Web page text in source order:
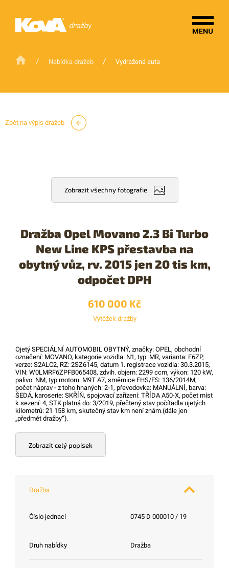
/ Nabídka dražeb / Vydražená auta
Zpět na výpis dražeb
Zobrazit všechny fotografie
Dražba Opel Movano 2.3 Bi Turbo
New Line KPS přestavba na
obytný vůz, rv. 2015 jen 20 tis km,
odpočet DPH
610 000 Kč
Výtěžek dražby
Ojetý SPECIÁLNÍ AUTOMOBIL OBYTNÝ, značky: OPEL, obchodní
označení: MOVANO, kategorie vozidla: N1, typ: MR, varianta: F6ZP,
verze: S2ALC2, RZ: 2SZ6145, datum 1. registrace vozidla: 30.3.2015,
VIN: W0LMRF6ZPFB065408, zdvih. objem: 2299 ccm, výkon: 120 kW,
palivo: NM, typ motoru: M9T A7, směrnice EHS/ES: 136/2014M,
počet náprav - z toho hnaných: 2-1, převodovka: MANUÁLNÍ, barva:
ŠEDÁ, karoserie: SKŘÍŇ, spojovací zařízení: TŘÍDA A50-X, počet míst
k sezení: 4, STK platná do: 3/2019, přečtený stav počítadla ujetých
kilometrů: 21 158 km, skutečný stav km není znám.(dále jen
„předmět dražby“).
Zobrazit celý popisek
Dražba
Číslo jednací 0745 D 000010 / 19
Druh nabídky Dražba